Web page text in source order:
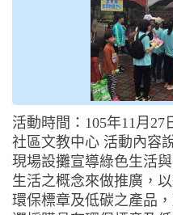
活動時間：105年11月
社區文教中心 活動內容
現場設攤宣導綠色生活
生活之概念來做推廣，
環保標章及低碳之產品